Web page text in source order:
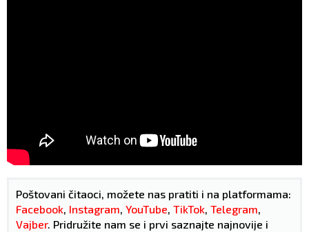
Poštovani čitaoci, možete nas pratiti i na platformama:
Facebook, Instagram, YouTube, TikTok, Telegram,
Vajber. Pridružite nam se i prvi saznajte najnovije i